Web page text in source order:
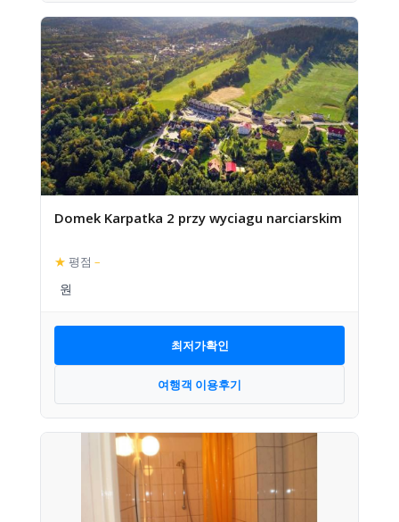
Domek Karpatka 2 przy wyciagu narciarskim
★ 평점 –
최저가확인
여행객 이용후기